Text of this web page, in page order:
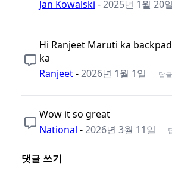
Jan Kowalski -2025년 1월 20일
Hi Ranjeet Maruti ka
ka
Ranjeet-2026년 1월 1일 답글
Wow it so great
National -2026년 3월 11일
댓글 쓰기